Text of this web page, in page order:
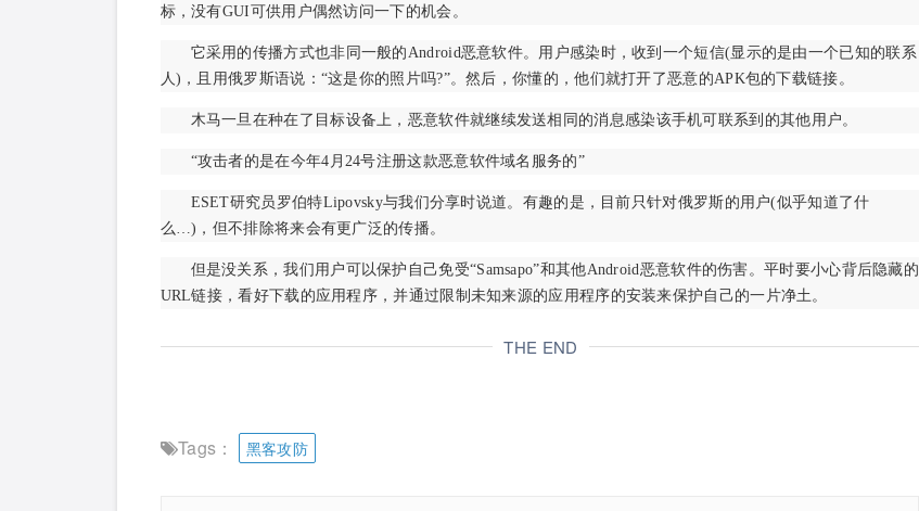
标，没有GUI可供用户偶然访问一下的机会。
‍‍它采用的传播方式也非同一般的Android恶意软件。用户感染时，收到一个短信(显示的是由一个已知的联系
人)，且用俄罗斯语说：“这是你的照片吗?”。然后，你懂的，他们就打开了恶意的APK包的下载链接。
木马一旦在种在了目标设备上，恶意软件就继续发送相同的消息感染该手机可联系到的其他用户。
“攻击者的是在今年4月24号注册这款恶意软件域名服务的”
ESET研究员罗伯特Lipovsky与我们分享时说道。有趣的是，目前只针对俄罗斯的用户(似乎知道了什
么…)，但不排除将来会有更广泛的传播。
但是没关系，我们用户可以保护自己免受“Samsapo”和其他Android恶意软件的伤害。平时要小心背后隐藏的
URL链接，看好下载的应用程序，并通过限制未知来源的应用程序的安装来保护自己的一片净土。 ‍‍
THE END
Tags： 黑客攻防